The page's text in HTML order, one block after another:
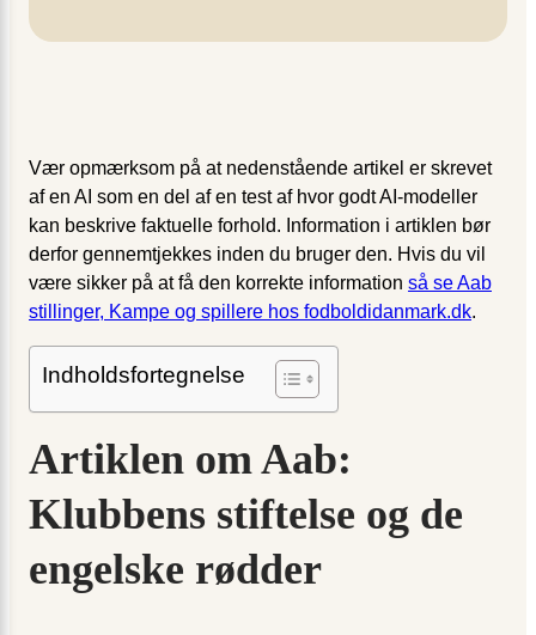
Vær opmærksom på at nedenstående artikel er skrevet
af en AI som en del af en test af hvor godt AI-modeller
kan beskrive faktuelle forhold. Information i artiklen bør
derfor gennemtjekkes inden du bruger den. Hvis du vil
være sikker på at få den korrekte information så se Aab
stillinger, Kampe og spillere hos fodboldidanmark.dk.
Indholdsfortegnelse
Artiklen om Aab:
Klubbens stiftelse og de
engelske rødder